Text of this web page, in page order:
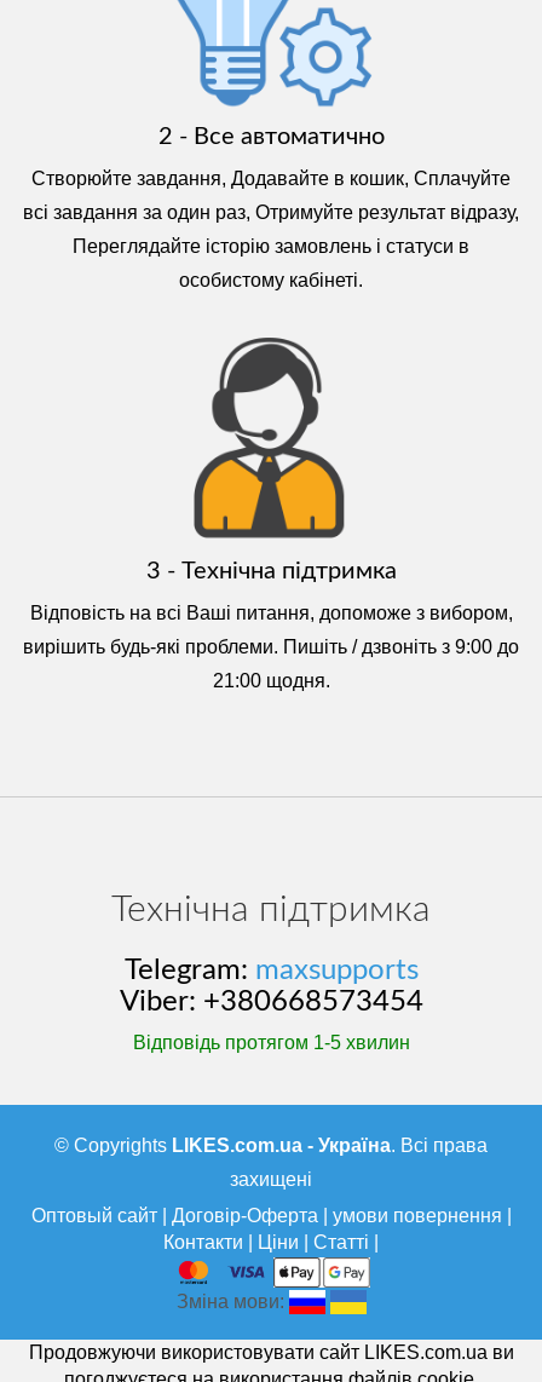
2 - Все автоматично
Створюйте завдання, Додавайте в кошик, Сплачуйте
всі завдання за один раз, Отримуйте результат відразу,
Переглядайте історію замовлень і статуси в
особистому кабінеті.
3 - Технічна підтримка
Відповість на всі Ваші питання, допоможе з вибором,
вирішить будь-які проблеми. Пишіть / дзвоніть з 9:00 до
21:00 щодня.
Технічна підтримка
Telegram: maxsupports
Viber: +380668573454
Відповідь протягом 1-5 хвилин
© Copyrights LIKES.com.ua - Україна. Всі права
захищені
Оптовый сайт| Договір-Оферта умови повернення
Контакти
Ціни Статті
Зміна мови:
Продовжуючи використовувати сайт LIKES.com.ua ви